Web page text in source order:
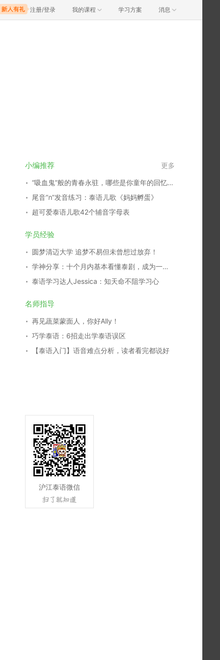
注册/登录 我的课程 学习方案 消息
小编推荐 更多
“吸血鬼”般的青春永驻，哪些是你童年的回忆？谁又俘获了你的心？
尾音“ก”发音练习：泰语儿歌《妈妈孵蛋》
超可爱泰语儿歌42个辅音字母表
学员经验
圆梦清迈大学 追梦不易但未曾想过放弃！
学神分享：十个月内基本看懂泰剧，成为一名泰剧翻译，我是这么学习的！
泰语学习达人Jessica：知天命不阻学习心
名师指导
再见蔬菜蒙面人，你好Ally！
巧学泰语：6招走出学泰语误区
【泰语入门】语音难点分析，读者看完都说好
沪江泰语微信